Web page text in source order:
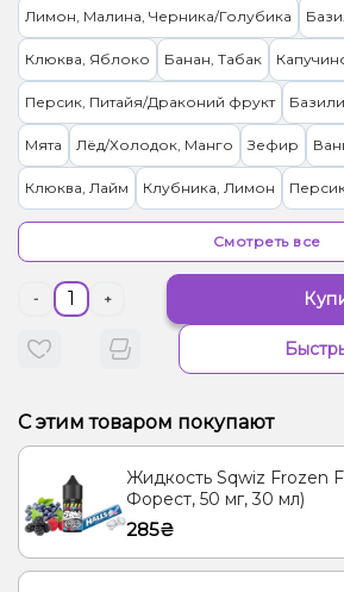
Лимон, Малина, Черника/Голубика
Клюква, Яблоко Банан, Табак
Персик, Питайя/Драконий фрукт
Мята Лёд/Холодок, Манго Зефир
Клюква, Лайм Клубника, Лимон
Смотреть все
- +
С этим товаром покупают
Жидкость Sqwiz Frozen
Форест, 50 мг, 30 мл)
285₴